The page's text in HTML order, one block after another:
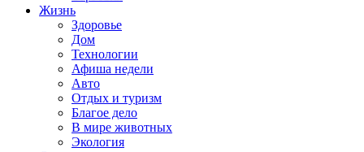
Жизнь
Здоровье
Дом
Технологии
Афиша недели
Авто
Отдых и туризм
Благое дело
В мире животных
Экология